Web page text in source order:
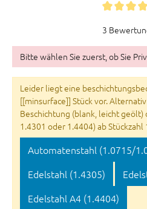
3
Bitte wählen Sie zuerst, ob Sie
Leider liegt eine
[[minsurface]] Stück vor.
Beschichtung (blank, leicht geölt)
1.4301 oder 1.4404) ab
Automatenstahl (1.0715/
Edelstahl (1.4305)
Edelstahl A4 (1.4404)